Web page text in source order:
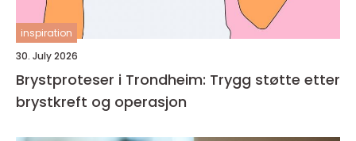
inspiration
30. July 2026
Brystproteser i Trondheim: Trygg støtte etter
brystkreft og operasjon